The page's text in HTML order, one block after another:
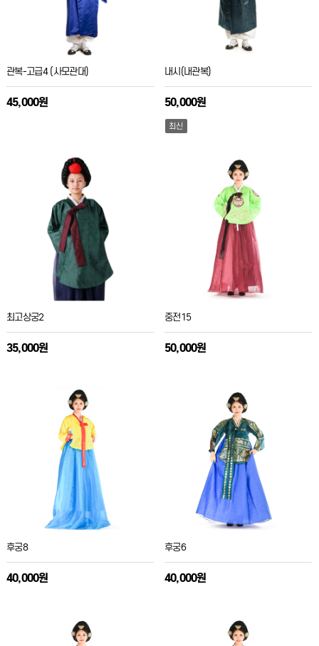
관복-고급4 (사모관대)
45,000원
내시(내관복)
50,000원
최신
최고상궁2
35,000원
중전15
50,000원
후궁8
40,000원
후궁6
40,000원